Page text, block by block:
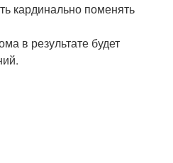
кардинально поменять
в результате будет